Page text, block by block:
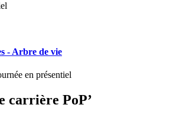
- Arbre de vie
en présentiel
carrière PoP’